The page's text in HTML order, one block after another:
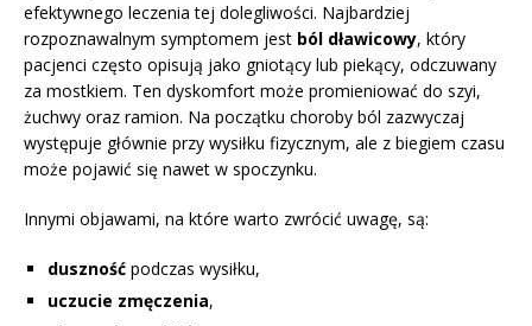
efektywnego leczenia tej dolegliwości. Najbardziej
rozpoznawalnym symptomem jest ból dławicowy, który
pacjenci często opisują jako gniotący lub piekący, odczuwany
za mostkiem. Ten dyskomfort może promieniować do szyi,
żuchwy oraz ramion. Na początku choroby ból zazwyczaj
występuje głównie przy wysiłku fizycznym, ale z biegiem czasu
może pojawić się nawet w spoczynku.
Innymi objawami, na które warto zwrócić uwagę, są:
duszność podczas wysiłku,
uczucie zmęczenia,